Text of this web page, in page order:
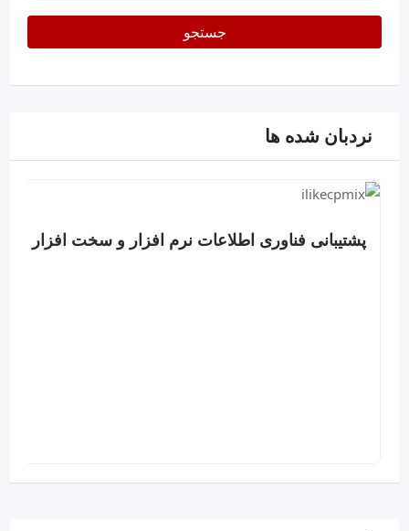
جستجو
نردبان شده ها
پشتیبانی فناوری اطلاعات نرم افزار و سخت افزار